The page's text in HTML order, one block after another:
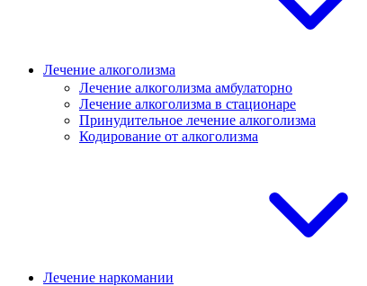
Лечение алкоголизма
Лечение алкоголизма амбулаторно
Лечение алкоголизма в стационаре
Принудительное лечение алкоголизма
Кодирование от алкоголизма
Лечение наркомании